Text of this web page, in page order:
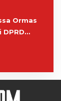
Ormas
DPRD